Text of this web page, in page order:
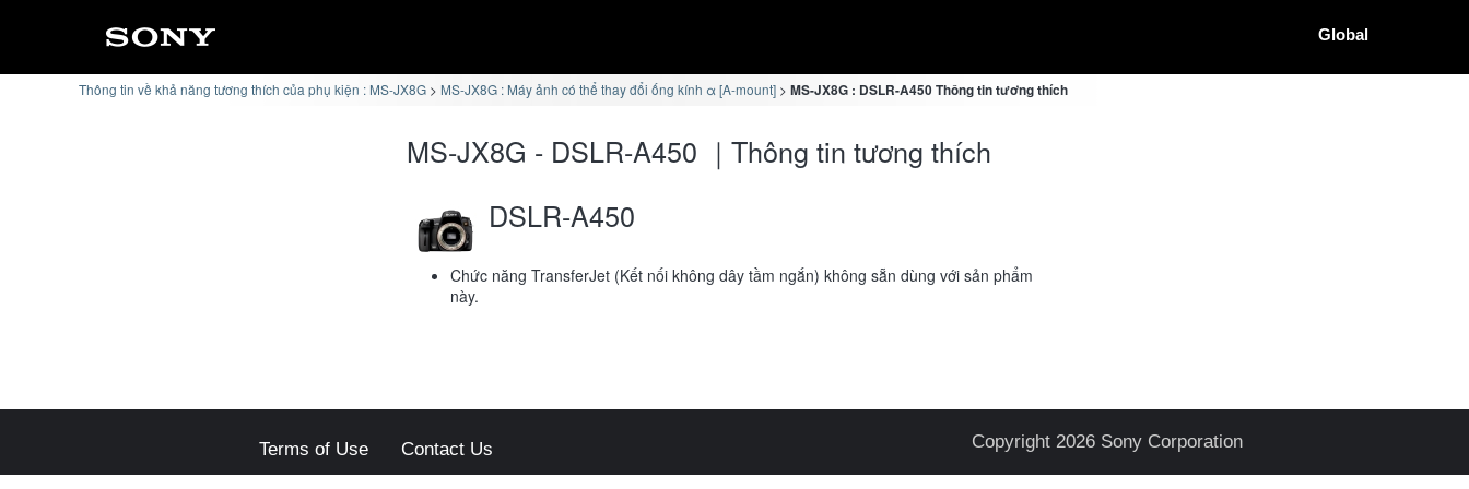
Global
Thông tin về khả năng tương thích của phụ kiện : MS-JX8G MS-JX8G : Máy ảnh có thể thay đổi ống kính α [A-mount] MS-JX8G : DSLR-A450 Thông tin tương thích
MS-JX8G - DSLR-A450 ｜Thông tin tương thích
DSLR-A450
Chức năng TransferJet (Kết nối không dây tầm ngắn) không sẵn dùng với sản phẩm
này.
Terms of Use Contact Us Copyright 2026 Sony Corporation